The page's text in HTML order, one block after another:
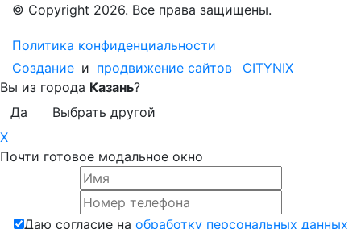
© Copyright 2026. Все права защищены.
Политика конфиденциальности
Создание и продвижение сайтов
CITYNIX
Вы из города Казань?
Да
Выбрать другой
X
Почти готовое модальное окно
Даю согласие на обработку персональных данных